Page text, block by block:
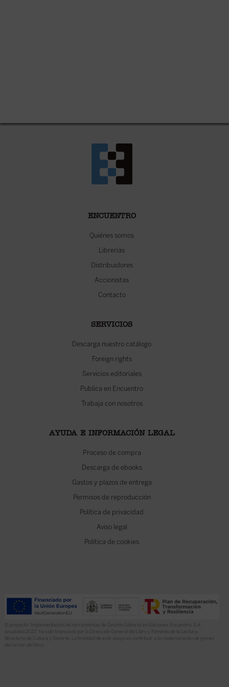
ENCUENTRO
Quiénes somos
Librerías
Distribuidores
Accionistas
Contacto
SERVICIOS
Descarga nuestro catálogo
Foreign rights
Servicios editoriales
Publica en Encuentro
Trabaja con nosotros
AYUDA E INFORMACIÓN LEGAL
Proceso de compra
Descarga de ebooks
Gastos y plazos de entrega
Permisos de reproducción
Política de privacidad
Aviso legal
Política de cookies
El proyecto “Implementación de herramientas de Gestión Editorial en Ediciones Encuentro, S.A.
anualidad 2022” ha sido financiado por la Dirección General del Libro y Fomento de la Lectura,
Ministerio de Cultura y Deporte. La finalidad de este apoyo es contribuir a la modernización de pymes
del sector del libro.